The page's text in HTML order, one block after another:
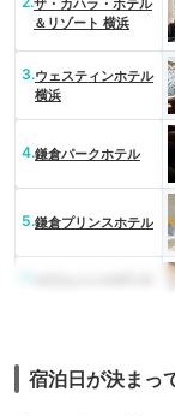
＆リゾート 横浜
3.ウェスティンホテル
横浜
4.鎌倉パークホテル
5.鎌倉プリンスホテル
宿泊日が決まっ